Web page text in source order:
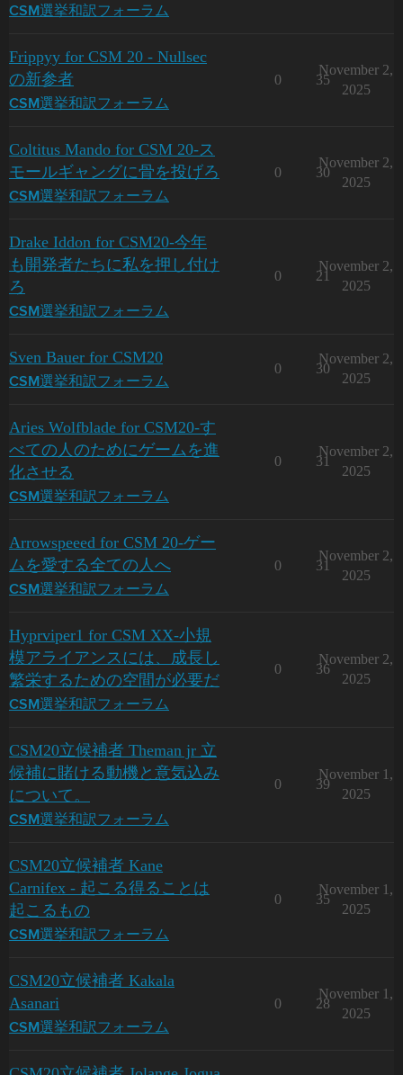
CSM選挙和訳フォーラム
Frippyy for CSM 20 - Nullsec
の新参者
CSM選挙和訳フォーラム
0 35
November 2,
2025
Coltitus Mando for CSM 20-ス
モールギャングに骨を投げろ
CSM選挙和訳フォーラム
0 30
November 2,
2025
Drake Iddon for CSM20-今年
も開発者たちに私を押し付け
ろ
CSM選挙和訳フォーラム
0 21
November 2,
2025
Sven Bauer for CSM20
CSM選挙和訳フォーラム
0 30
November 2,
2025
Aries Wolfblade for CSM20-す
べての人のためにゲームを進
化させる
CSM選挙和訳フォーラム
0 31
November 2,
2025
Arrowspeeed for CSM 20-ゲー
ムを愛する全ての人へ
CSM選挙和訳フォーラム
0 31
November 2,
2025
Hyprviper1 for CSM XX-小規
模アライアンスには、成長し
繁栄するための空間が必要だ
CSM選挙和訳フォーラム
0 36
November 2,
2025
CSM20立候補者 Theman jr 立
候補に賭ける動機と意気込み
について。
CSM選挙和訳フォーラム
0 39
November 1,
2025
CSM20立候補者 Kane
Carnifex - 起こる得ることは
起こるもの
CSM選挙和訳フォーラム
0 35
November 1,
2025
CSM20立候補者 Kakala
Asanari
CSM選挙和訳フォーラム
0 28
November 1,
2025